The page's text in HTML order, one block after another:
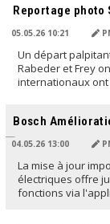
Reportage photo
05.05.26 10:21
Un départ
Rabeder et Frey
internationaux ont
Bosch
04.05.26 13:00
La mise à jour
électriques offre
fonctions via